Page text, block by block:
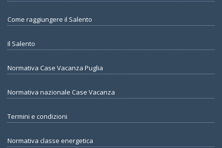
Come raggiungere il Salento
Il Salento
Normativa Case Vacanza Puglia
Normativa nazionale Case Vacanza
Termini e condizioni
Normativa classe energetica